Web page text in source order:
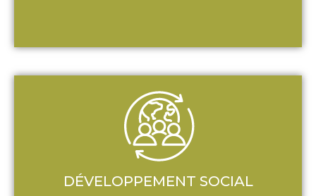
DÉVELOPPEMENT SOCIAL